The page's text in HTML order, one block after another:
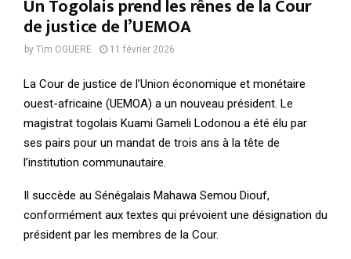
Un Togolais prend les rênes de la Cour
de justice de l’UEMOA
by Tim OGUERE 11 février 2026
La Cour de justice de l’Union économique et monétaire
ouest-africaine (UEMOA) a un nouveau président. Le
magistrat togolais Kuami Gameli Lodonou a été élu par
ses pairs pour un mandat de trois ans à la tête de
l’institution communautaire.
Il succède au Sénégalais Mahawa Semou Diouf,
conformément aux textes qui prévoient une désignation du
président par les membres de la Cour.